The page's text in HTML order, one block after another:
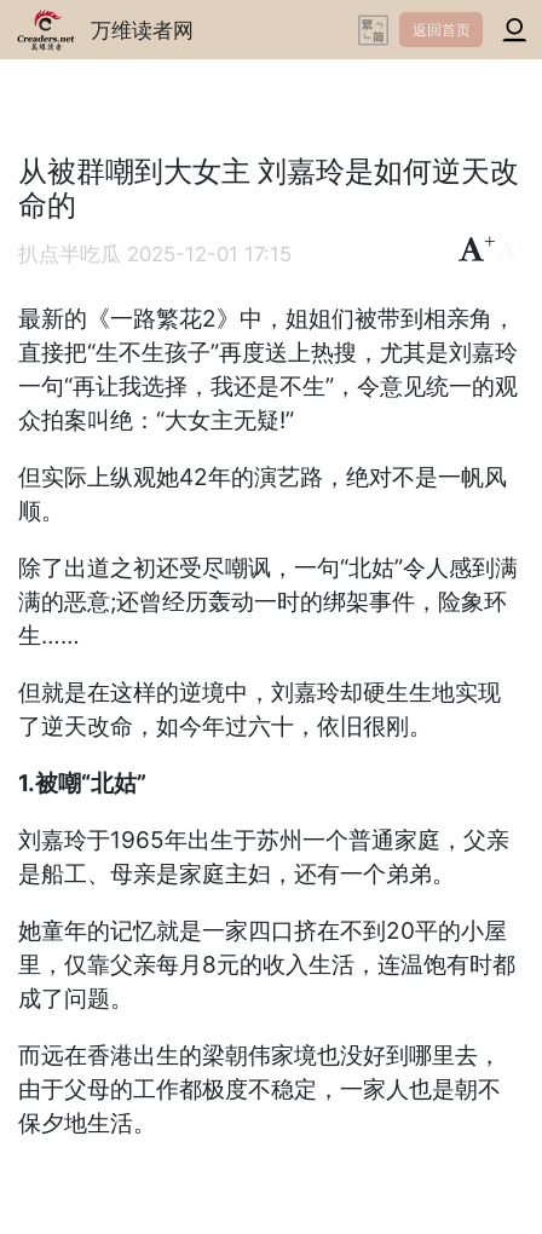
万维读者网 返回首页
从被群嘲到大女主 刘嘉玲是如何逆天改
命的
扒点半吃瓜 2025-12-01 17:15
+
最新的《一路繁花2》中，姐姐们被带到相亲角，
直接把“生不生孩子”再度送上热搜，尤其是刘嘉玲
一句“再让我选择，我还是不生”，令意见统一的观
众拍案叫绝：“大女主无疑!”
但实际上纵观她42年的演艺路，绝对不是一帆风
顺。
除了出道之初还受尽嘲讽，一句“北姑”令人感到满
满的恶意;还曾经历轰动一时的绑架事件，险象环
生……
但就是在这样的逆境中，刘嘉玲却硬生生地实现
了逆天改命，如今年过六十，依旧很刚。
1.被嘲“北姑”
刘嘉玲于1965年出生于苏州一个普通家庭，父亲
是船工、母亲是家庭主妇，还有一个弟弟。
她童年的记忆就是一家四口挤在不到20平的小屋
里，仅靠父亲每月8元的收入生活，连温饱有时都
成了问题。
而远在香港出生的梁朝伟家境也没好到哪里去，
由于父母的工作都极度不稳定，一家人也是朝不
保夕地生活。